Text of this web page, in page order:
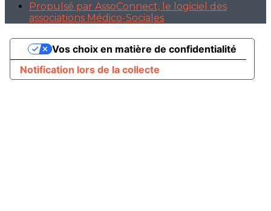
Propulsé par AssoConnect, le logiciel des
associations Médico-Sociales
Notification lors de la collecte
Vos choix en matière de confidentialité